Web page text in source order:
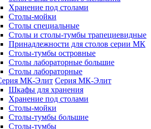
Хранение под столами
Столы-мойки
Столы специальные
Столы и столы-тумбы трапециевидные
Принадлежности для столов серии МК
Столы-тумбы островные
Столы лабораторные большие
Столы лабораторные
Серия МК-Элит
Шкафы для хранения
Хранение под столами
Столы-мойки
Столы-тумбы большие
Столы-тумбы